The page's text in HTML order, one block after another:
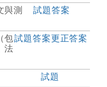
與測
試題答案
包
法
試題答案更正答案
試題